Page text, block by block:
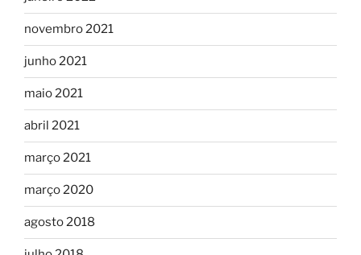
novembro 2021
junho 2021
maio 2021
abril 2021
março 2021
março 2020
agosto 2018